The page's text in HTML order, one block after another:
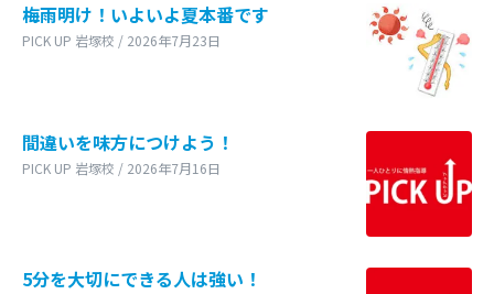
梅雨明け！いよいよ夏本番です
PICK UP 岩塚校 / 2026年7月23日
間違いを味方につけよう！
PICK UP 岩塚校 / 2026年7月16日
5分を大切にできる人は強い！